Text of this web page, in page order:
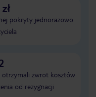
pokryty jednorazowo
zwrot kosztów
od rezygnacji